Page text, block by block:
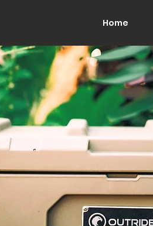
Home